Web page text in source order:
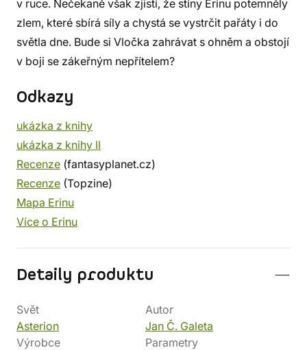
v ruce. Nečekaně však zjistí, že stíny Erinu potemněly
zlem, které sbírá síly a chystá se vystrčit pařáty i do
světla dne. Bude si Vločka zahrávat s ohněm a obstojí
v boji se zákeřným nepřítelem?
Odkazy
ukázka z knihy
ukázka z knihy II
Recenze (fantasyplanet.cz)
Recenze (Topzine)
Mapa Erinu
Více o Erinu
Detaily produktu
Svět
Asterion
Autor
Jan Č. Galeta
Výrobce
Parametry